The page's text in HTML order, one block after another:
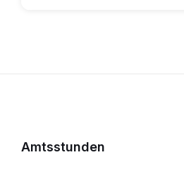
Amtsstunden